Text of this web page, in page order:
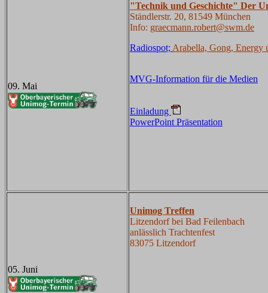
09. Mai
"Technik und Geschichte" Der
Ständlerstr. 20, 81549 München
Info: graecmann.robert@swm.de
Radiospot; Arabella, Gong, Energy
MVG-Information für die Medien
Einladung
PowerPoint Präsentation
05. Juni
Unimog Treffen
Litzendorf bei Bad Feilenbach
anlässlich Trachtenfest
83075 Litzendorf